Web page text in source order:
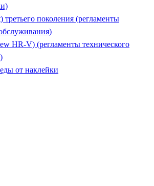
третьего поколения (регламенты
HR-V) (регламенты технического
от наклейки